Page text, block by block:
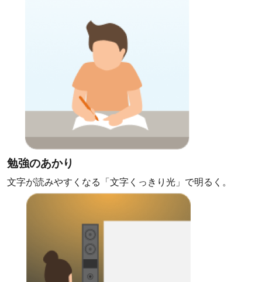
勉強のあかり
文字が読みやすくなる「文字くっきり光」で明るく。